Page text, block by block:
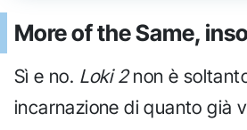
More of the Same,
Sì e no. Loki 2non è
incarnazione di quanto già